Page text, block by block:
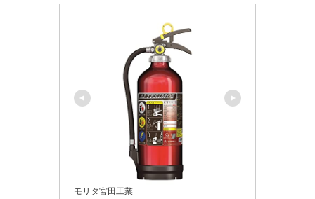
モリタ宮田工業